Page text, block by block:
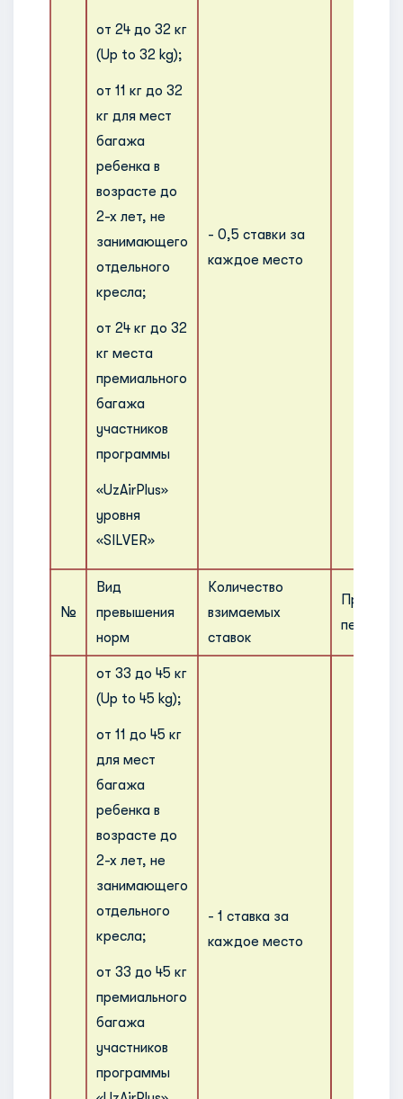
от 24 до 32 кг
(Up to 32 kg);
от 11 кг до 32
кг для мест
багажа
ребенка в
возрасте до
2-х лет, не
занимающего
отдельного
кресла;
от 24 кг до 32
кг места
премиального
багажа
участников
программы
«UzAirPlus»
уровня
«SILVER»
- 0,5 ставки за
каждое место
№
Вид
превышения
норм
Количество
взимаемых
ставок
Правила
от 33 до 45 кг
(Up to 45 kg);
от 11 до 45 кг
для мест
багажа
ребенка в
возрасте до
2-х лет, не
занимающего
отдельного
кресла;
от 33 до 45 кг
премиального
багажа
участников
программы
- 1 ставка за
каждое место